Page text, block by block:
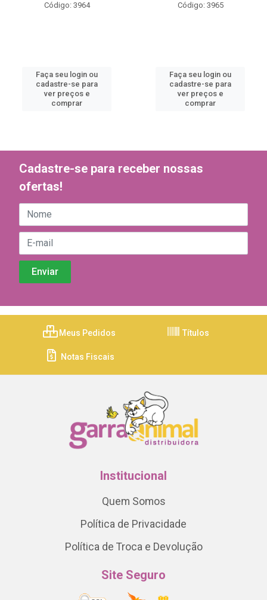
Código: 3964
Faça seu login ou
cadastre-se para
ver preços e
comprar
Código: 3965
Faça seu login ou
cadastre-se para
ver preços e
comprar
Cadastre-se para receber nossas
ofertas!
Meus Pedidos Títulos
Notas Fiscais
Institucional
Quem Somos
Política de Privacidade
Política de Troca e Devolução
Site Seguro